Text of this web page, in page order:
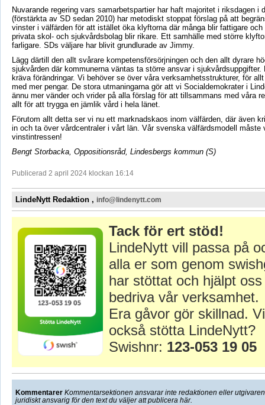
Nuvarande regering vars samarbetspartier har haft majoritet i riksdagen i
(förstärkta av SD sedan 2010) har metodiskt stoppat förslag på att
vinster i välfärden för att istället öka klyftorna där många blir fattigare och
privata skol- och sjukvårdsbolag blir rikare. Ett samhälle med större
farligare. SDs väljare har blivit grundlurade av Jimmy.
Lägg därtill den allt svårare kompetensförsörjningen och den allt dyrare
sjukvården där kommunerna väntas ta större ansvar i sjukvårdsuppgifter.
kräva förändringar. Vi behöver se över våra verksamhetsstrukturer, för
med mer pengar. De stora utmaningarna gör att vi Socialdemokrater i
ännu mer vänder och vrider på alla förslag för att tillsammans med våra
allt för att trygga en jämlik vård i hela länet.
Förutom allt detta ser vi nu ett marknadskaos inom välfärden, där även
in och ta över vårdcentraler i vårt län. Vår svenska välfärdsmodell måste
vinstintressen!
Bengt Storbacka, Oppositionsråd, Lindesbergs kommun (S)
Publicerad 2 april 2024 klockan 16:14
LindeNytt Redaktion , info@lindenytt.com
Tack för ert stöd!
LindeNytt vill passa på
alla er som genom
har stöttat och hjälpt
bedriva vår verksamhet.
Era gåvor gör skillnad.
också stötta LindeNytt?
Swishnr: 123-053 19 05
Kommentarer Kommentarsektionen ansvarar inte redaktionen eller
juridiskt ansvarig för den text du väljer att publicera här.